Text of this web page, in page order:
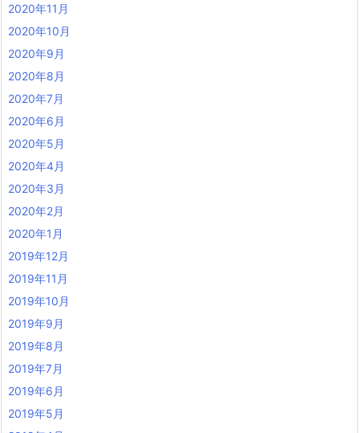
2020年11月
2020年10月
2020年9月
2020年8月
2020年7月
2020年6月
2020年5月
2020年4月
2020年3月
2020年2月
2020年1月
2019年12月
2019年11月
2019年10月
2019年9月
2019年8月
2019年7月
2019年6月
2019年5月